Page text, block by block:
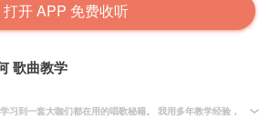
打开 APP 免费收听
歌曲教学
习到一套大咖们都在用的唱歌秘籍。 我用多年教学经验，把唱